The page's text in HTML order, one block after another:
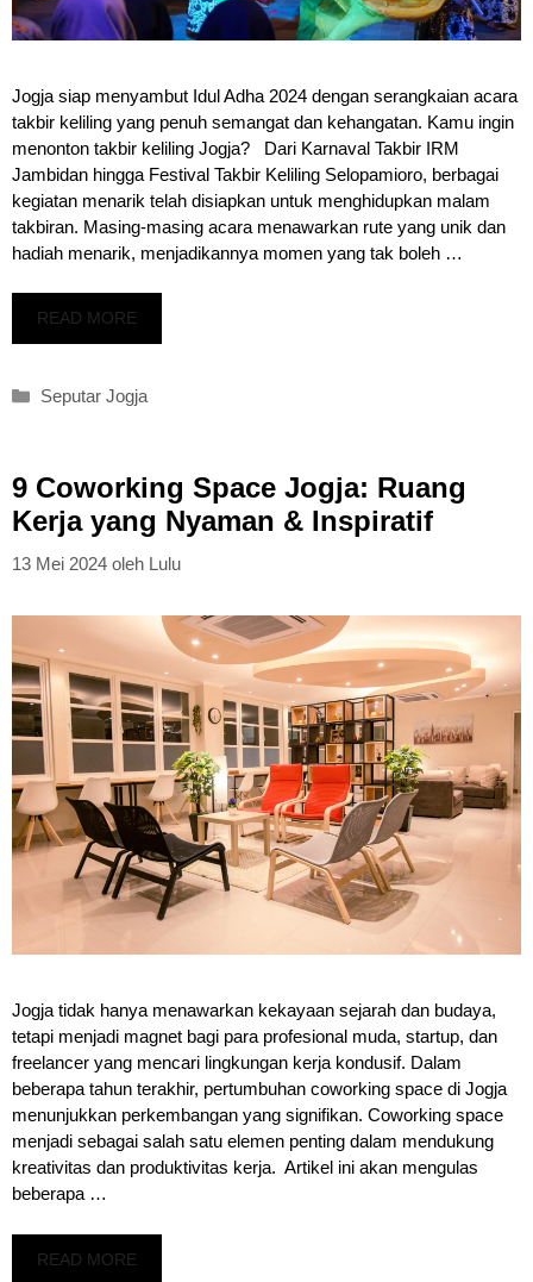
Jogja siap menyambut Idul Adha 2024 dengan serangkaian acara
takbir keliling yang penuh semangat dan kehangatan. Kamu ingin
menonton takbir keliling Jogja? Dari Karnaval Takbir IRM
Jambidan hingga Festival Takbir Keliling Selopamioro, berbagai
kegiatan menarik telah disiapkan untuk menghidupkan malam
takbiran. Masing-masing acara menawarkan rute yang unik dan
hadiah menarik, menjadikannya momen yang tak boleh …
READ MORE
Kategori
Seputar Jogja
9 Coworking Space Jogja: Ruang
Kerja yang Nyaman & Inspiratif
13 Mei 2024 oleh Lulu
Jogja tidak hanya menawarkan kekayaan sejarah dan budaya,
tetapi menjadi magnet bagi para profesional muda, startup, dan
freelancer yang mencari lingkungan kerja kondusif. Dalam
beberapa tahun terakhir, pertumbuhan coworking space di Jogja
menunjukkan perkembangan yang signifikan. Coworking space
menjadi sebagai salah satu elemen penting dalam mendukung
kreativitas dan produktivitas kerja. Artikel ini akan mengulas
beberapa …
READ MORE